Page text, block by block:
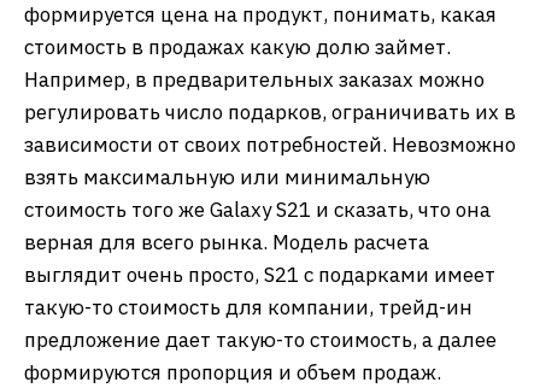
формируется цена на продукт, понимать, какая
стоимость в продажах какую долю займет.
Например, в предварительных заказах можно
регулировать число подарков, ограничивать их в
зависимости от своих потребностей. Невозможно
взять максимальную или минимальную
стоимость того же Galaxy S21 и сказать, что она
верная для всего рынка. Модель расчета
выглядит очень просто, S21 с подарками имеет
такую-то стоимость для компании, трейд-ин
предложение дает такую-то стоимость, а далее
формируются пропорция и объем продаж.